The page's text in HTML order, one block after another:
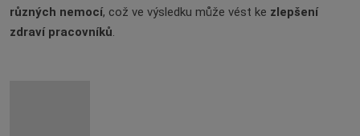
různých nemocí, což ve výsledku může vést ke zlepšení
zdraví pracovníků.